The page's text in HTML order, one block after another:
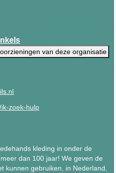
van deze organisatie
zoek-hulp
kleding in onder de
dan 100 jaar! We geven de
kunnen gebruiken, in Nederland,